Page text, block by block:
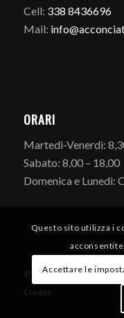
Cell: 338 8436696
Mail:
ORARI
Martedi-Venerdi:
Sabato: 8,00 – 18,00
Domenica e Lunedì:
© Copyright - Acconciature
Credits
Questo sito utilizza i
Accettare le